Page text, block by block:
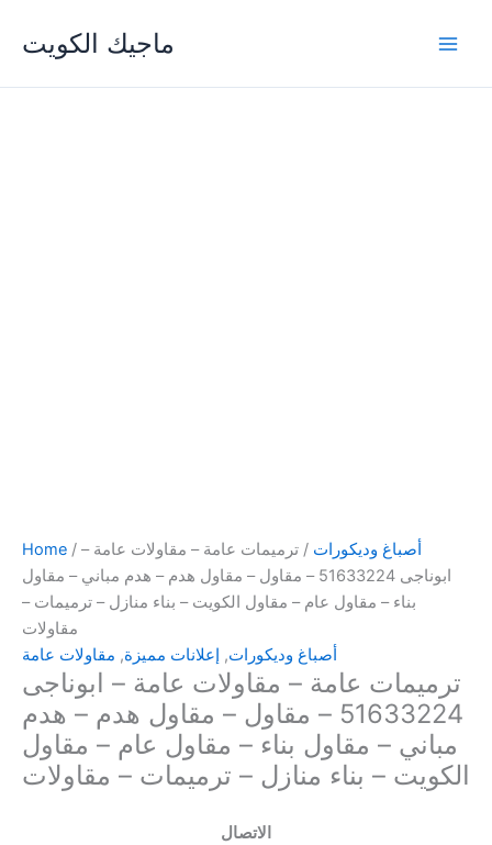
content
ماجيك الكويت
Home / أصباغ وديكورات / ترميمات عامة – مقاولات عامة –
ابوناجى 51633224 – مقاول – مقاول هدم – هدم مباني – مقاول
بناء – مقاول عام – مقاول الكويت – بناء منازل – ترميمات –
مقاولات
أصباغ وديكورات, إعلانات مميزة, مقاولات عامة
ترميمات عامة – مقاولات عامة – ابوناجى
51633224 – مقاول – مقاول هدم – هدم
مباني – مقاول بناء – مقاول عام – مقاول
الكويت – بناء منازل – ترميمات – مقاولات
الاتصال